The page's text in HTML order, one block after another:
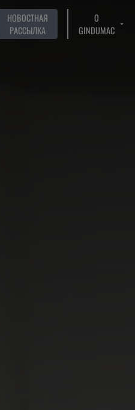
НОВОСТНАЯ
РАССЫЛКА
О
GINDUMAC